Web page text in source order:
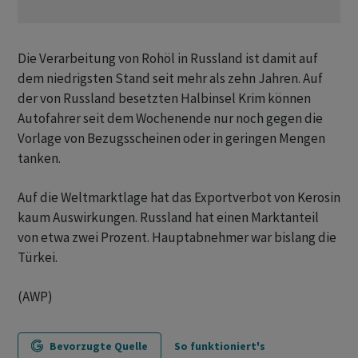
Die Verarbeitung von Rohöl in Russland ist damit auf
dem niedrigsten Stand seit mehr als zehn Jahren. Auf
der von Russland besetzten Halbinsel Krim können
Autofahrer seit dem Wochenende nur noch gegen die
Vorlage von Bezugsscheinen oder in geringen Mengen
tanken.
Auf die Weltmarktlage hat das Exportverbot von Kerosin
kaum Auswirkungen. Russland hat einen Marktanteil
von etwa zwei Prozent. Hauptabnehmer war bislang die
Türkei.
(AWP)
Bevorzugte Quelle So funktioniert's